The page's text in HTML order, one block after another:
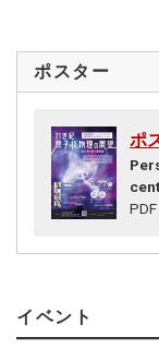
ポスター
ポ
イベント